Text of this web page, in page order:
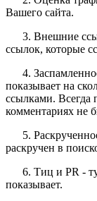
Вашего сайта.
3. Внешние
ссылок, которые
4.
показывает на
ссылками. Всегда
комментариях не
5.
раскручен в
6. Тиц и PR -
показывает.